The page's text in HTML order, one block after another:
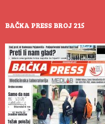
BAČKA PRESS BROJ 215